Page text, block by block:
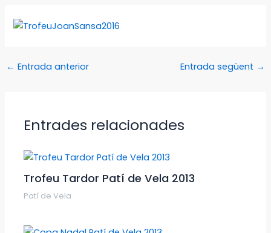
← Entrada anterior Entrada següent →
Entrades relacionades
Trofeu Tardor Patí de Vela 2013
Patí de Vela